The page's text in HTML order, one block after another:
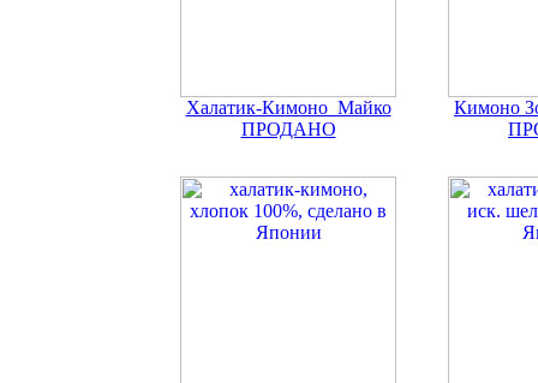
Халатик-Кимоно Майко
ПРОДАНО
Кимоно